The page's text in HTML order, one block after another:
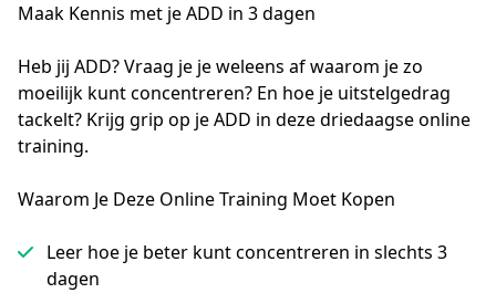
Maak Kennis met je ADD in 3 dagen
Heb jij ADD? Vraag je je weleens af waarom je zo
moeilijk kunt concentreren? En hoe je uitstelgedrag
tackelt? Krijg grip op je ADD in deze driedaagse online
training.
Waarom Je Deze Online Training Moet Kopen
Leer hoe je beter kunt concentreren in slechts 3
dagen